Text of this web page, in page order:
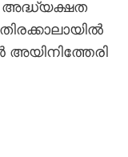
അദ്ധ്യക്ഷത
അയിനിത്തേരി